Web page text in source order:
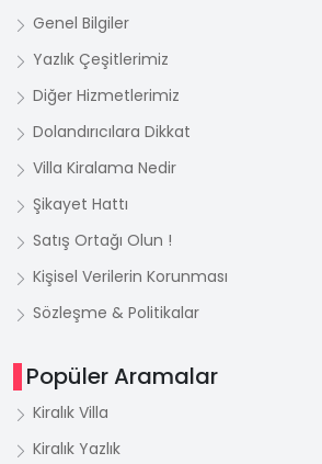
Genel Bilgiler
Yazlık Çeşitlerimiz
Diğer Hizmetlerimiz
Dolandırıcılara Dikkat
Villa Kiralama Nedir
Şikayet Hattı
Satış Ortağı Olun !
Kişisel Verilerin Korunması
Sözleşme & Politikalar
Popüler Aramalar
Kiralık Villa
Kiralık Yazlık